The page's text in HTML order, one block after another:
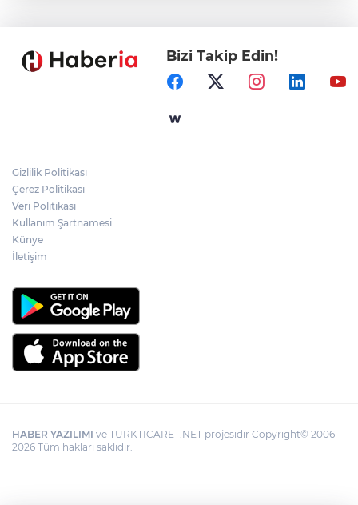
Samsun’da Alaçam'a yeni yaşam alanı
Yapay zekada onlarca uygulamanın
Bizi Takip Edin!
Gizlilik Politikası
Çerez Politikası
Veri Politikası
Kullanım Şartnamesi
Künye
İletişim
HABER YAZILIMI ve TURKTICARET.NET projesidir Copyright© 2006-
2026 Tüm hakları saklıdır.